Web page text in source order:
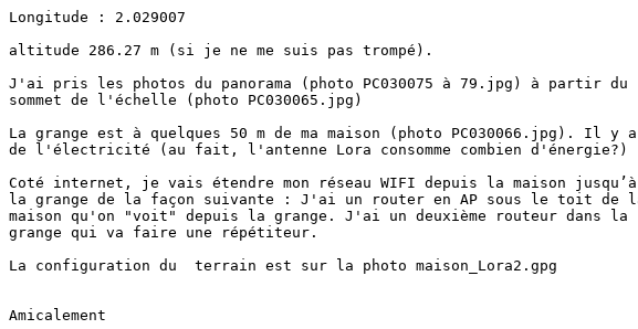
Longitude : 2.029007
altitude 286.27 m (si je ne me suis pas trompé).
J'ai pris les photos du panorama (photo PC030075 à 79.jpg) à partir du
sommet de l'échelle (photo PC030065.jpg)
La grange est à quelques 50 m de ma maison (photo PC030066.jpg). Il y a
de l'électricité (au fait, l'antenne Lora consomme combien d'énergie?)
Coté internet, je vais étendre mon réseau WIFI depuis la maison jusqu’à
la grange de la façon suivante : J'ai un router en AP sous le toit de
maison qu'on "voit" depuis la grange. J'ai un deuxième routeur dans la
grange qui va faire une répétiteur.
La configuration du  terrain est sur la photo maison_Lora2.gpg
Amicalement